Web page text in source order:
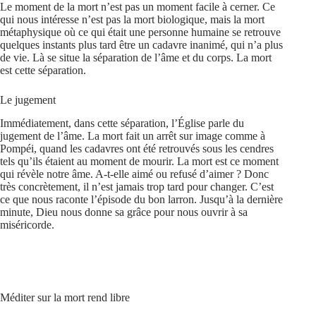
Le moment de la mort n’est pas un moment facile à cerner. Ce
qui nous intéresse n’est pas la mort biologique, mais la mort
métaphysique où ce qui était une personne humaine se retrouve
quelques instants plus tard être un cadavre inanimé, qui n’a plus
de vie. Là se situe la séparation de l’âme et du corps. La mort
est cette séparation.
Le jugement
Immédiatement, dans cette séparation, l’Église parle du
jugement de l’âme. La mort fait un arrêt sur image comme à
Pompéi, quand les cadavres ont été retrouvés sous les cendres
tels qu’ils étaient au moment de mourir. La mort est ce moment
qui révèle notre âme. A-t-elle aimé ou refusé d’aimer ? Donc
très concrètement, il n’est jamais trop tard pour changer. C’est
ce que nous raconte l’épisode du bon larron. Jusqu’à la dernière
minute, Dieu nous donne sa grâce pour nous ouvrir à sa
miséricorde.
Méditer sur la mort rend libre